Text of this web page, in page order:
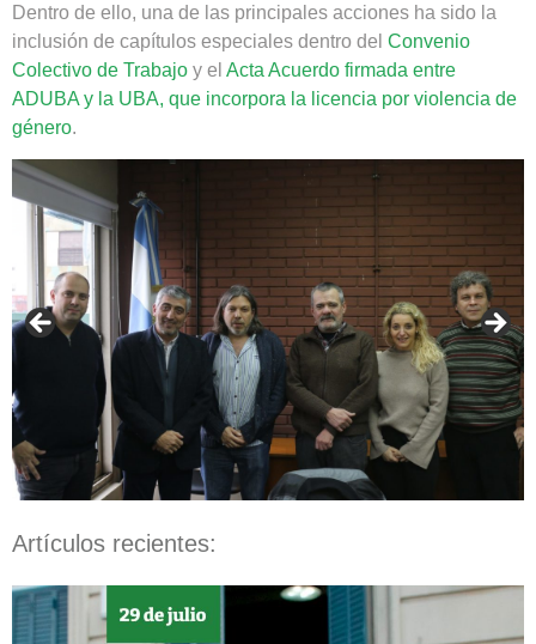
Dentro de ello, una de las principales acciones ha sido la
inclusión de capítulos especiales dentro del Convenio
Colectivo de Trabajo y el Acta Acuerdo firmada entre
ADUBA y la UBA, que incorpora la licencia por violencia de
género.
Artículos recientes: